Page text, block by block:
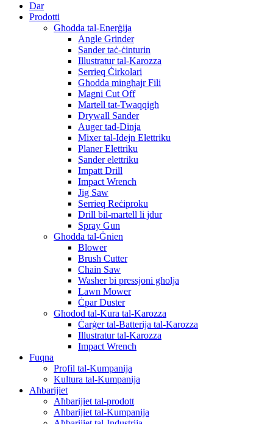
Dar
Prodotti
Għodda tal-Enerġija
Angle Grinder
Sander taċ-ċinturin
Illustratur tal-Karozza
Serrieq Ċirkolari
Għodda mingħajr Fili
Magni Cut Off
Martell tat-Twaqqigħ
Drywall Sander
Auger tad-Dinja
Mixer tal-Idejn Elettriku
Planer Elettriku
Sander elettriku
Impatt Drill
Impact Wrench
Jig Saw
Serrieq Reċiproku
Drill bil-martell li jdur
Spray Gun
Għodda tal-Ġnien
Blower
Brush Cutter
Chain Saw
Washer bi pressjoni għolja
Lawn Mower
Ċpar Duster
Għodod tal-Kura tal-Karozza
Ċarġer tal-Batterija tal-Karozza
Illustratur tal-Karozza
Impact Wrench
Fuqna
Profil tal-Kumpanija
Kultura tal-Kumpanija
Aħbarijiet
Aħbarijiet tal-prodott
Aħbarijiet tal-Kumpanija